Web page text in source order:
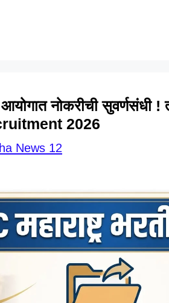
आयोगात नोकरीची
2026
News 12